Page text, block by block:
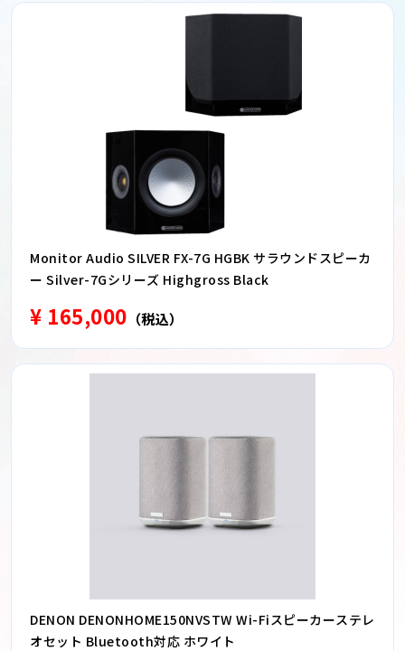
Monitor Audio SILVER FX-7G HGBK サラウンドスピーカ
ー Silver-7Gシリーズ Highgross Black
¥ 165,000 （税込）
DENON DENONHOME150NVSTW Wi-Fiスピーカーステレ
オセット Bluetooth対応 ホワイト